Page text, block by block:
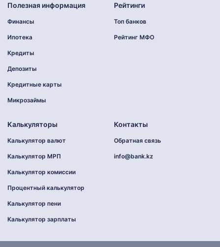
Полезная информация
Финансы
Ипотека
Кредиты
Депозиты
Кредитные карты
Микрозаймы
Рейтинги
Топ банков
Рейтинг МФО
Калькуляторы
Калькулятор валют
Калькулятор МРП
Калькулятор комиссии
Процентный калькулятор
Калькулятор пени
Калькулятор зарплаты
Контакты
Обратная связь
info@bank.kz